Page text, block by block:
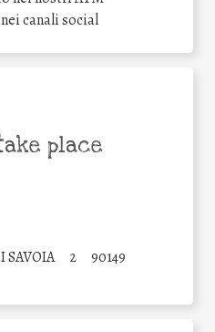
canali social
place
SAVOIA
2 90149